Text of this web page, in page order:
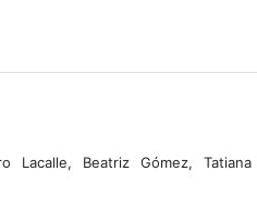
Lacalle, Beatriz Gómez, Tatiana